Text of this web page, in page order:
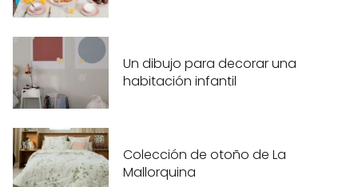
Un dibujo para decorar una
habitación infantil
Colección de otoño de La
Mallorquina